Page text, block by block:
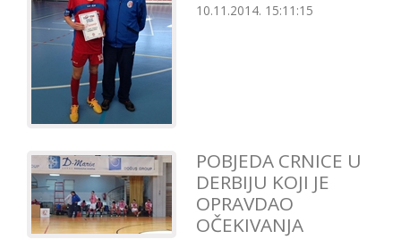
10.11.2014. 15:11:15
POBJEDA CRNICE U
DERBIJU KOJI JE
OPRAVDAO
OČEKIVANJA